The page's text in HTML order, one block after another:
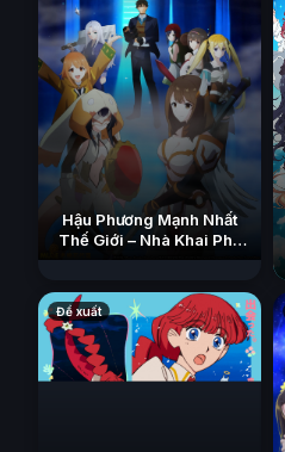
Hậu Phương Mạnh Nhất
Thế Giới – Nhà Khai Phá
Tân Binh Của Vương Quốc
Đề xuất